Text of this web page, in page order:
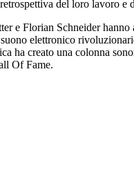
del loro lavoro e
e Florian Schneider
elettronico
ha creato una colonna
Of Fame.